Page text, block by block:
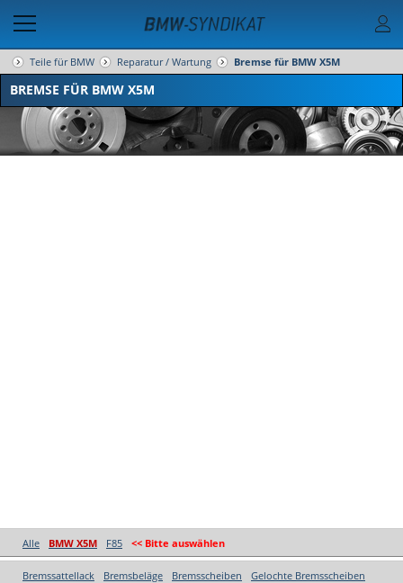
Teile für BMW Reparatur / Wartung Bremse für BMW X5M
BREMSE FÜR BMW X5M
Alle BMW X5M F85 << Bitte auswählen
Bremssattellack Bremsbeläge Bremsscheiben
Gelochte Bremsscheiben